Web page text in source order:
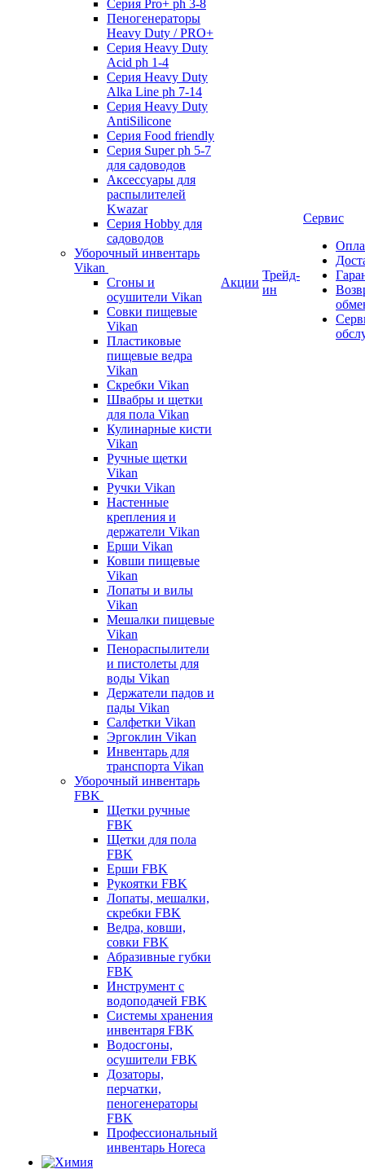
Серия Pro+ ph 3-8
Пеногенераторы
Heavy Duty / PRO+
Серия Heavy Duty
Acid ph 1-4
Серия Heavy Duty
Alka Line ph 7-14
Серия Heavy Duty
AntiSilicone
Серия Food friendly
Серия Super ph 5-7
для садоводов
Аксессуары для
распылителей
Kwazar
Серия Hobby для
садоводов
Уборочный инвентарь
Vikan
Сгоны и
осушители Vikan
Совки пищевые
Vikan
Пластиковые
пищевые ведра
Vikan
Скребки Vikan
Швабры и щетки
для пола Vikan
Кулинарные кисти
Vikan
Ручные щетки
Vikan
Ручки Vikan
Настенные
крепления и
держатели Vikan
Ерши Vikan
Ковши пищевые
Vikan
Лопаты и вилы
Vikan
Мешалки пищевые
Vikan
Пенораспылители
и пистолеты для
воды Vikan
Держатели падов и
пады Vikan
Салфетки Vikan
Эргоклин Vikan
Инвентарь для
транспорта Vikan
Уборочный инвентарь
FBK
Щетки ручные
FBK
Щетки для пола
FBK
Ерши FBK
Рукоятки FBK
Лопаты, мешалки,
скребки FBK
Ведра, ковши,
совки FBK
Абразивные губки
FBK
Инструмент с
водоподачей FBK
Системы хранения
инвентаря FBK
Водосгоны,
осушители FBK
Дозаторы,
перчатки,
пеногенераторы
FBK
Профессиональный
инвентарь Horeca
Акции
Трейд-
ин
Сервис